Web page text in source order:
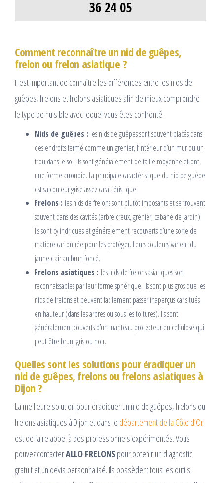
36 24 05
Comment reconnaître un nid de guêpes,
frelon ou frelon asiatique ?
Il est important de connaître les différences entre les nids de
guêpes, frelons et frelons asiatiques afin de mieux comprendre
le type de nuisible avec lequel vous êtes confronté.
Nids de guêpes : les nids de guêpes sont souvent placés dans
des endroits fermé comme un grenier, l’intérieur d’un mur ou un
trou dans le sol. Ils sont généralement de taille moyenne et ont
une forme arrondie. La principale caractéristique du nid de guêpe
est sa couleur grise assez caractéristique.
Frelons : les nids de frelons sont plutôt imposants et se trouvent
souvent dans des cavités (arbre creux, grenier, cabane de jardin).
Ils sont cylindriques et généralement recouverts d’une sorte de
matière cartonnée pour les protéger. Leurs couleurs varient du
jaune clair au brun foncé.
Frelons asiatiques : les nids de frelons asiatiques sont
reconnaissables par leur forme sphérique. Ils sont plus gros que les
nids de frelons et peuvent facilement passer inaperçus car situés
en hauteur (dans les arbres ou sous les toitures). Ils sont
généralement couverts d’un manteau protecteur en cellulose qui
peut être brun, gris ou noir.
Quelles sont les solutions pour éradiquer un
nid de guêpes, frelons ou frelons asiatiques à
Dijon ?
La meilleure solution pour éradiquer un nid de guêpes, frelons ou
frelons asiatiques à Dijon et dans le département de la Côte d’Or
est de faire appel à des professionnels expérimentés. Vous
pouvez contacterALLO FRELONSpour obtenir un diagnostic
gratuit et un devis personnalisé. Ils possèdent tous les outils